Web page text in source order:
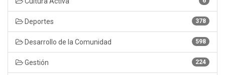
378
Deportes
598
Desarrollo de la Comunidad
224
Gestión